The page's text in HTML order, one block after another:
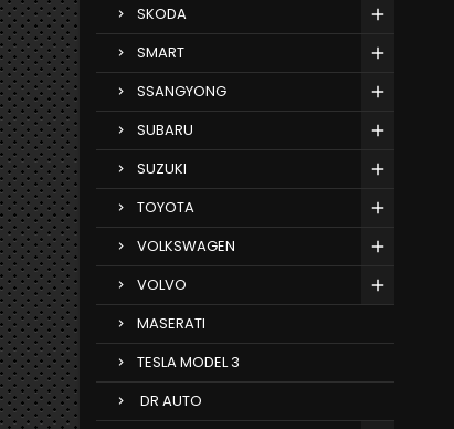
SKODA
SMART
SSANGYONG
SUBARU
SUZUKI
TOYOTA
VOLKSWAGEN
VOLVO
MASERATI
TESLA MODEL 3
DR AUTO